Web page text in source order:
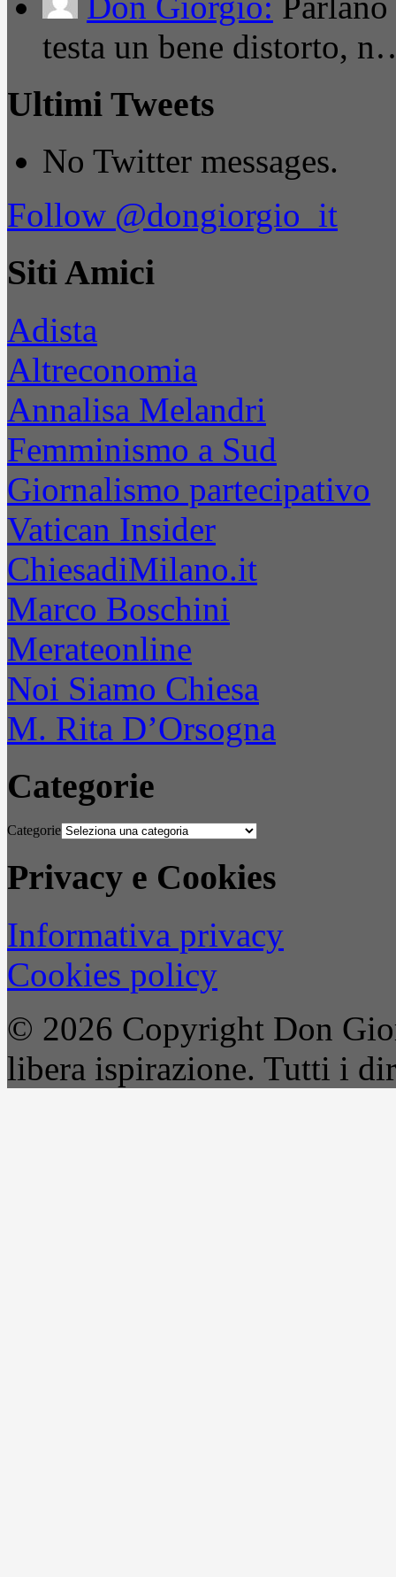
testa un bene distorto,
Ultimi Tweets
No Twitter messages.
Follow @dongiorgio_it
Siti Amici
Adista
Altreconomia
Annalisa Melandri
Femminismo a Sud
Giornalismo partecipativo
Vatican Insider
ChiesadiMilano.it
Marco Boschini
Merateonline
Noi Siamo Chiesa
M. Rita D’Orsogna
Categorie
Categorie
Privacy e Cookies
Informativa privacy
Cookies policy
© 2026 Copyright Don
libera ispirazione. Tutti i